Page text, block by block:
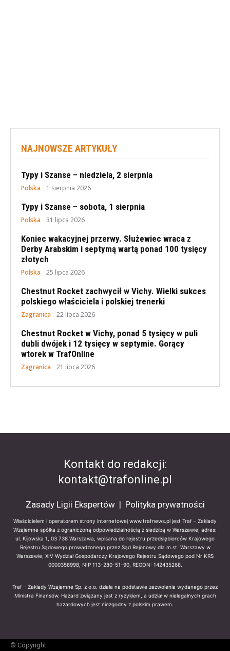
NAJNOWSZE ARTYKUŁY
Typy i Szanse – niedziela, 2 sierpnia
Polska 1 sierpnia 2026
Typy i Szanse – sobota, 1 sierpnia
Polska 31 lipca 2026
Koniec wakacyjnej przerwy. Służewiec wraca z
Derby Arabskim i septymą wartą ponad 100 tysięcy
złotych
Polska 25 lipca 2026
Chestnut Rocket zachwycił w Vichy. Wielki sukces
polskiego właściciela i polskiej trenerki
Zagranica 22 lipca 2026
Chestnut Rocket w Vichy, ponad 5 tysięcy w puli
dubli dwójek i 12 tysięcy w septymie. Gorący
wtorek w TrafOnline
Zagranica 21 lipca 2026
Kontakt do redakcji:
kontakt@trafonline.pl
Zasady Ligii Ekspertów| Polityka prywatności
Właścicielem i operatorem strony internetowej www.trafnews.pl jest Traf – Zakłady
Wzajemne spółka z ograniczoną odpowiedzialnością z siedzibą w Warszawie, adres:
ul. Kijowska 1, 03 738 Warszawa, wpisana do rejestru przedsiębiorców Krajowego
Rejestru Sądowego prowadzonego przez Sąd Rejonowy dla m.st. Warszawy w
Warszawie, XIV Wydział Gospodarczy Krajowego Rejestru Sądowego pod Nr KRS
0000358998, NIP 113-280-51-90, REGON: 142435268.
Traf – Zakłady Wzajemne Sp. z o.o. działa na podstawie zezwolenia wydanego przez
Ministra Finansów. Hazard związany jest z ryzykiem, a udział w nielegalnych grach
hazardowych jest niezgodny z polskim prawem.
© Copyright